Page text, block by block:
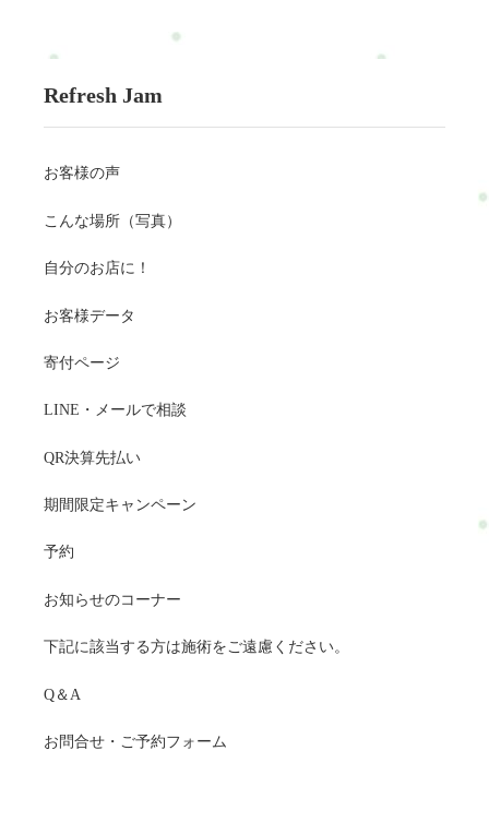
Refresh Jam
お客様の声
こんな場所（写真）
自分のお店に！
お客様データ
寄付ページ
LINE・メールで相談
QR決算先払い
期間限定キャンペーン
予約
お知らせのコーナー
下記に該当する方は施術をご遠慮ください。
Q＆A
お問合せ・ご予約フォーム